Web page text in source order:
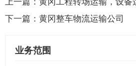
上一篇： 黄冈工程转场运输，设备
下一篇： 黄冈整车物流运输公司
业务范围